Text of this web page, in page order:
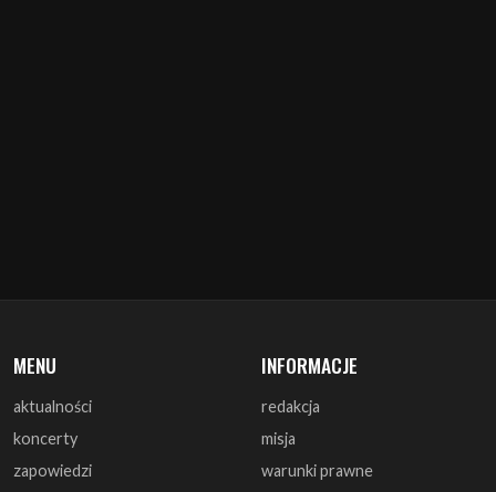
MENU
aktualności
koncerty
zapowiedzi
INFORMACJE
redakcja
misja
warunki prawne